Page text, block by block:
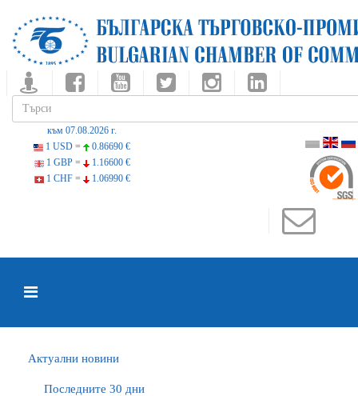
към 07.08.2026 г.
1 USD =
0.86690 €
1 GBP =
1.16600 €
1 CHF =
1.06990 €
Актуални новини
Последните 30 дни